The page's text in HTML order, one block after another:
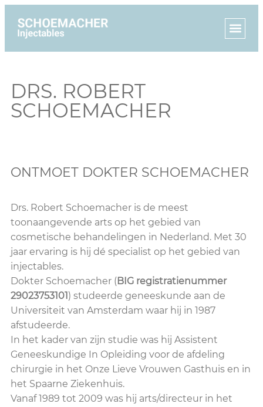
DRS. ROBERT
SCHOEMACHER
ONTMOET DOKTER SCHOEMACHER
Drs. Robert Schoemacher is de meest
toonaangevende arts op het gebied van
cosmetische behandelingen in Nederland. Met 30
jaar ervaring is hij dé specialist op het gebied van
injectables.
Dokter Schoemacher (BIG registratienummer
29023753101) studeerde geneeskunde aan de
Universiteit van Amsterdam waar hij in 1987
afstudeerde.
In het kader van zijn studie was hij Assistent
Geneeskundige In Opleiding voor de afdeling
chirurgie in het Onze Lieve Vrouwen Gasthuis en in
het Spaarne Ziekenhuis.
Vanaf 1989 tot 2009 was hij arts/directeur in het